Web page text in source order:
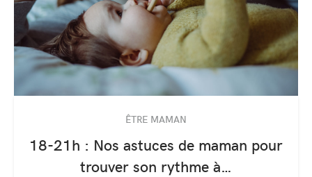
ÊTRE MAMAN
18-21h : Nos astuces de maman pour
trouver son rythme à…